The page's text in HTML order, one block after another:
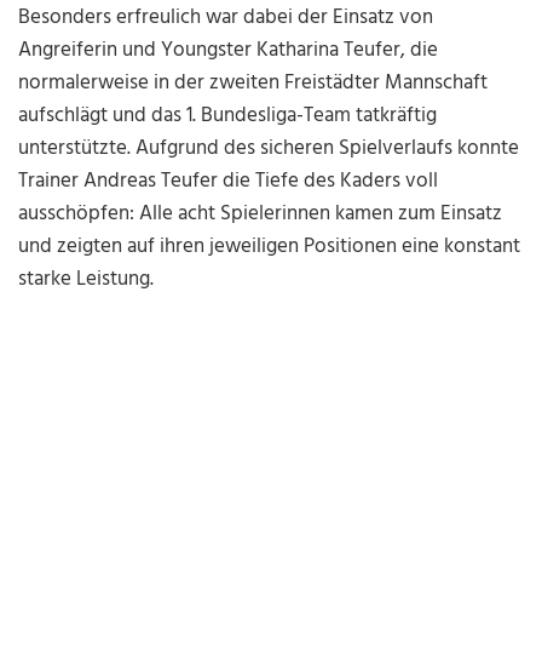
Besonders erfreulich war dabei der Einsatz von
Angreiferin und Youngster Katharina Teufer, die
normalerweise in der zweiten Freistädter Mannschaft
aufschlägt und das 1. Bundesliga-Team tatkräftig
unterstützte. Aufgrund des sicheren Spielverlaufs konnte
Trainer Andreas Teufer die Tiefe des Kaders voll
ausschöpfen: Alle acht Spielerinnen kamen zum Einsatz
und zeigten auf ihren jeweiligen Positionen eine konstant
starke Leistung.